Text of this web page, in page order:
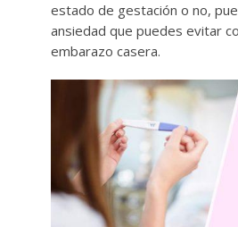
estado de gestación o no,
ansiedad que puedes evitar
embarazo casera.